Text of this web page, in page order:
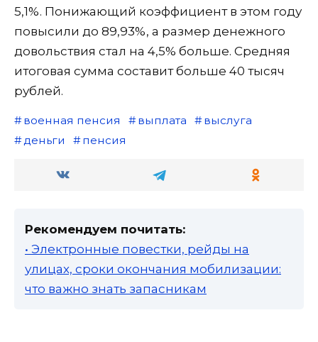
5,1%. Понижающий коэффициент в этом году
повысили до 89,93%, а размер денежного
довольствия стал на 4,5% больше. Средняя
итоговая сумма составит больше 40 тысяч
рублей.
военная пенсия выплата
выслуга
деньги
пенсия
Рекомендуем почитать:
• Электронные повестки, рейды на
улицах, сроки окончания мобилизации:
что важно знать запасникам